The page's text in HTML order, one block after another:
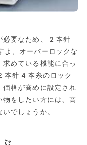
必要なため、2本針
よ。オーバーロックな
めている機能に合っ
本針4本糸のロック
価格が高めに設定され
物をしたい方には、高
でしょうか。